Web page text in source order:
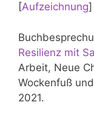
[Aufzeichnung]
Resilienz mit
Arbeit, Neue
Wockenfuß
2021.